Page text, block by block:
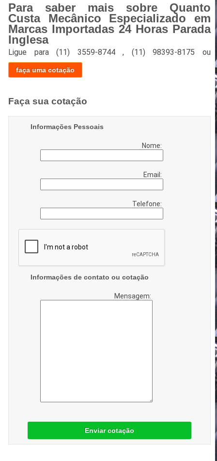
Para saber mais sobre Quanto
Custa Mecânico Especializado em
Marcas Importadas 24 Horas Parada
Inglesa
Ligue para(11) 3559-8744 , (11) 98393-8175 ou
faça uma cotação
Faça sua cotação
Informações Pessoais
Nome:
Email:
Telefone:
Informações de contato ou cotação
Mensagem:
Enviar cotação